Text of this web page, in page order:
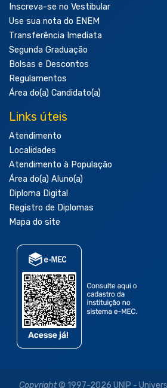
Inscreva-se no Vestibular
Use sua nota do ENEM
Transferência Imediata
Segunda Graduação
Bolsas e Descontos
Regulamentos
Área do(a) Candidato(a)
Links úteis
Atendimento
Localidades
Atendimento à População
Área do(a) Aluno(a)
Diploma Digital
Registro de Diplomas
Mapa do site
Copyright© 1997-2026 UNIP -